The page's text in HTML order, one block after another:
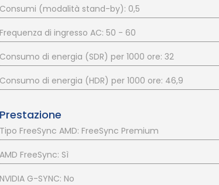
Consumi (modalità stand-by): 0,5
Frequenza di ingresso AC: 50 - 60
Consumo di energia (SDR) per 1000 ore: 32
Consumo di energia (HDR) per 1000 ore: 46,9
Prestazione
Tipo FreeSync AMD: FreeSync Premium
AMD FreeSync: Sì
NVIDIA G-SYNC: No